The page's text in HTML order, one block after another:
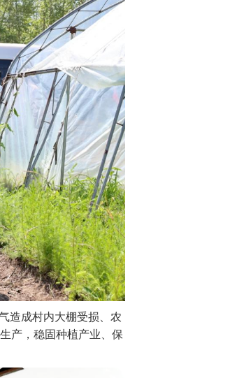
造成村内大棚受损、农
产，稳固种植产业、保